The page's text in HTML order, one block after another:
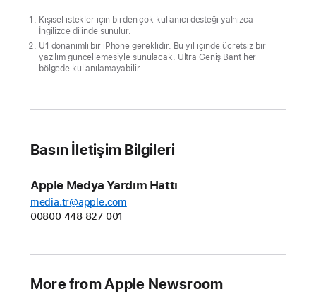
Kişisel istekler için birden çok kullanıcı desteği yalnızca
İngilizce dilinde sunulur.
U1 donanımlı bir iPhone gereklidir. Bu yıl içinde ücretsiz bir
yazılım güncellemesiyle sunulacak. Ultra Geniş Bant her
bölgede kullanılamayabilir
Basın İletişim Bilgileri
Apple Medya Yardım Hattı
media.tr@apple.com
00800 448 827 001
More from Apple Newsroom